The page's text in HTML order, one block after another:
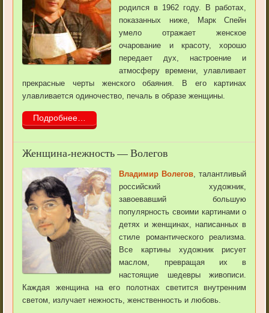
родился в 1962 году. В работах,
показанных ниже, Марк Спейн
умело отражает женское
очарование и красоту, хорошо
передает дух, настроение и
атмосферу времени, улавливает
прекрасные черты женского обаяния. В его картинах
улавливается одиночество, печаль в образе женщины.
Подробнее…
Женщина-нежность — Волегов
Владимир Волегов , талантливый
российский художник,
завоевавший большую
популярность своими картинами о
детях и женщинах, написанных в
стиле романтического реализма.
Все картины художник рисует
маслом, превращая их в
настоящие шедевры живописи.
Каждая женщина на его полотнах светится внутренним
светом, излучает нежность, женственность и любовь.